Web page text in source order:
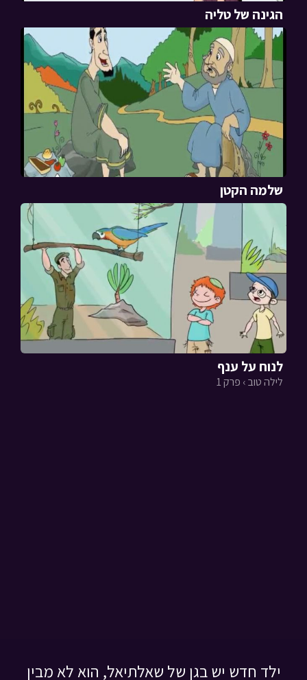
הגינה של טליה
שלמה הקטן
לנוח על ענף
לילה טוב › פרק 1
ילד חדש יש בגן של שאלתיאל, הוא לא מבין